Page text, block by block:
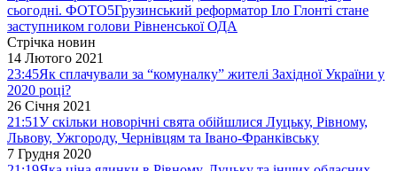
сьогодні. ФОТО5Грузинський реформатор Іло Глонті стане
заступником голови Рівненської ОДА
Стрічка новин
14 Лютого 2021
23:45Як сплачували за “комуналку” жителі Західної України у
2020 році?
26 Січня 2021
21:51У скільки новорічні свята обійшлися Луцьку, Рівному,
Львову, Ужгороду, Чернівцям та Івано-Франківську
7 Грудня 2020